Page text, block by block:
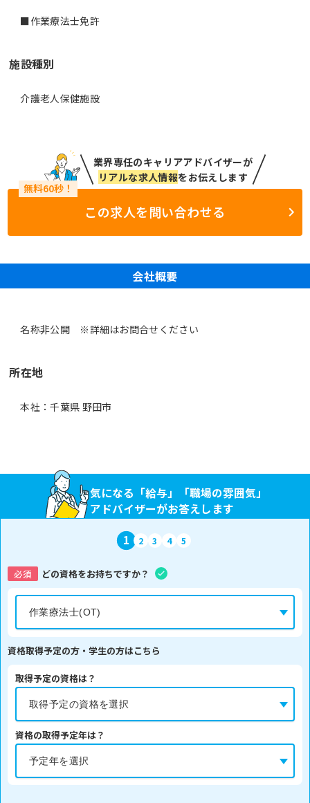
■作業療法士免許
施設種別
介護老人保健施設
業界専任のキャリアアドバイザーが
リアルな求人情報をお伝えします
この求人を問い合わせる
会社概要
名称非公開 ※詳細はお問合せください
所在地
本社：千葉県 野田市
気になる「給与」「職場の雰囲気」
アドバイザーがお答えします
1 2 3 4 5
必須 どの資格をお持ちですか？
資格取得予定の方・学生の方はこちら
取得予定の資格は？
資格の取得予定年は？